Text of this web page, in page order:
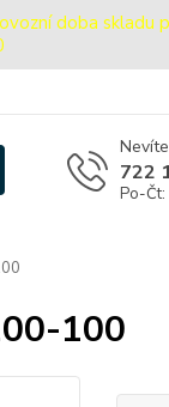
doba
722
Po-
100